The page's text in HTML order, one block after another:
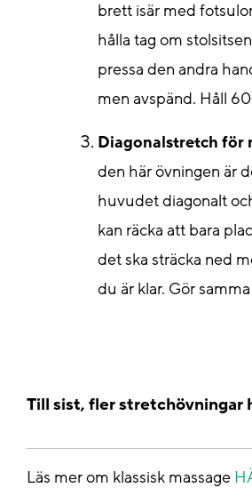
brett isär med
hålla tag om
pressa den andra
men avspänd. Håll
Diagonalstretch för
den här övningen är
huvudet diagonalt
kan räcka att bara
det ska sträcka ned
du är klar. Gör
Till sist, fler stretchövningar
Läs mer om klassisk massage